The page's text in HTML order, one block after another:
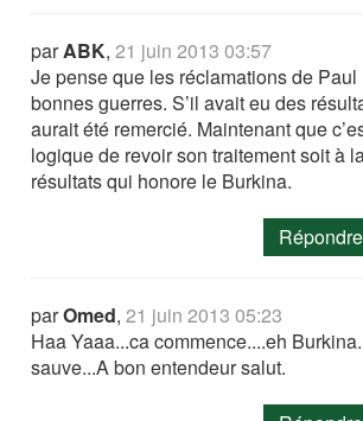
parABK,21 juin 2013 03:57
Je pense que les réclamations de
bonnes guerres. S’il avait eu des
aurait été remercié. Maintenant que
logique de revoir son traitement soit à
résultats qui honore le Burkina.
parOmed,21 juin 2013 05:23
Haa Yaaa...ca commence....eh
sauve...A bon entendeur salut.